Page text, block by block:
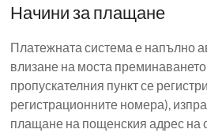
Начини за плащане
Платежната система е напълно
влизане на моста
пропускателния пункт се
регистрационните номера),
плащане на пощенския адрес на